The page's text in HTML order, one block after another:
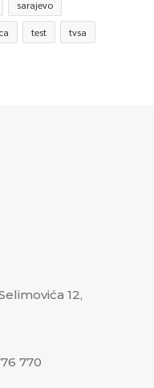
sarajevo
test tvsa
12,
770